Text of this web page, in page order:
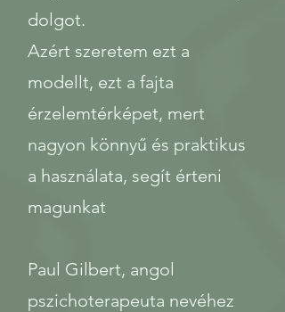
dolgot.
Azért szeretem ezt a
modellt, ezt a fajta
érzelemtérképet, mert
nagyon könnyű és praktikus
a használata, segít érteni
magunkat
Paul Gilbert, angol
pszichoterapeuta nevéhez